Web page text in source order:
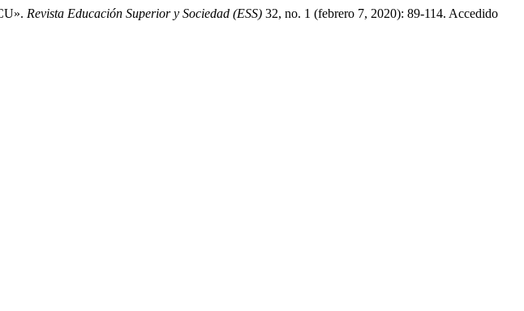
Revista Educación Superior y Sociedad (ESS) 32, no. 1 (febrero 7, 2020): 89-114. Accedido